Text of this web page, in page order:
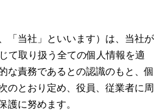
「当社」といいます）は、当社が
て取り扱う全ての個人情報を適
な責務であるとの認識のもと、個
のとおり定め、役員、従業者に周
護に努めます。